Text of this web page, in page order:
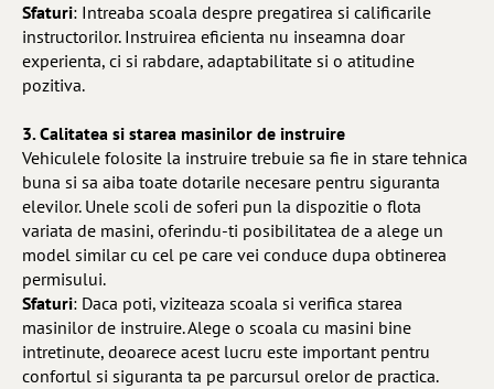
Sfaturi: Intreaba scoala despre pregatirea si calificarile
instructorilor. Instruirea eficienta nu inseamna doar
experienta, ci si rabdare, adaptabilitate si o atitudine
pozitiva.
3. Calitatea si starea masinilor de instruire
Vehiculele folosite la instruire trebuie sa fie in stare tehnica
buna si sa aiba toate dotarile necesare pentru siguranta
elevilor. Unele scoli de soferi pun la dispozitie o flota
variata de masini, oferindu-ti posibilitatea de a alege un
model similar cu cel pe care vei conduce dupa obtinerea
permisului.
Sfaturi: Daca poti, viziteaza scoala si verifica starea
masinilor de instruire. Alege o scoala cu masini bine
intretinute, deoarece acest lucru este important pentru
confortul si siguranta ta pe parcursul orelor de practica.